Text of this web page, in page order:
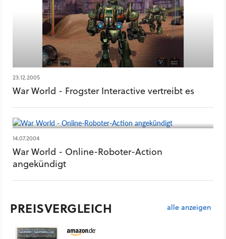
23.12.2005
War World - Frogster Interactive vertreibt es
14.07.2004
War World - Online-Roboter-Action
angekündigt
PREISVERGLEICH alle anzeigen